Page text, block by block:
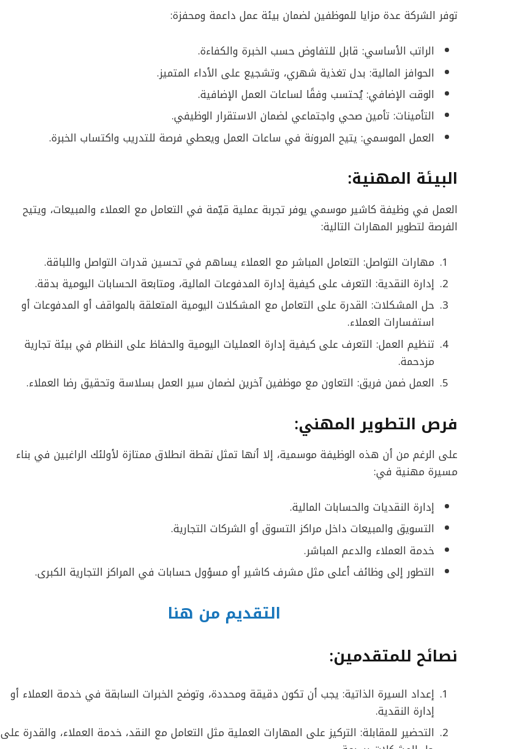
توفر الشركة عدة مزايا للموظفين لضمان بيئة عمل داعمة ومحفزة:
الراتب الأساسي: قابل للتفاوض حسب الخبرة والكفاءة.
الحوافز المالية: بدل تغذية شهري، وتشجيع على الأداء المتميز.
الوقت الإضافي: يُحتسب وفقًا لساعات العمل الإضافية.
التأمينات: تأمين صحي واجتماعي لضمان الاستقرار الوظيفي.
العمل الموسمي: يتيح المرونة في ساعات العمل ويعطي فرصة للتدريب واكتساب الخبرة.
البيئة المهنية:
العمل في وظيفة كاشير موسمي يوفر تجربة عملية قيّمة في التعامل مع العملاء والمبيعات، ويتيح
الفرصة لتطوير المهارات التالية:
مهارات التواصل: التعامل المباشر مع العملاء يساهم في تحسين قدرات التواصل واللباقة.
إدارة النقدية: التعرف على كيفية إدارة المدفوعات المالية، ومتابعة الحسابات اليومية بدقة.
حل المشكلات: القدرة على التعامل مع المشكلات اليومية المتعلقة بالمواقف أو المدفوعات أو
استفسارات العملاء.
تنظيم العمل: التعرف على كيفية إدارة العمليات اليومية والحفاظ على النظام في بيئة تجارية
مزدحمة.
العمل ضمن فريق: التعاون مع موظفين آخرين لضمان سير العمل بسلاسة وتحقيق رضا العملاء.
فرص التطوير المهني:
على الرغم من أن هذه الوظيفة موسمية، إلا أنها تمثل نقطة انطلاق ممتازة لأولئك الراغبين في بناء
مسيرة مهنية في:
إدارة النقديات والحسابات المالية.
التسويق والمبيعات داخل مراكز التسوق أو الشركات التجارية.
خدمة العملاء والدعم المباشر.
التطور إلى وظائف أعلى مثل مشرف كاشير أو مسؤول حسابات في المراكز التجارية الكبرى.
التقديم من هنا
نصائح للمتقدمين:
إعداد السيرة الذاتية: يجب أن تكون دقيقة ومحددة، وتوضح الخبرات السابقة في خدمة العملاء أو
إدارة النقدية.
التحضير للمقابلة: التركيز على المهارات العملية مثل التعامل مع النقد، خدمة العملاء، والقدرة على